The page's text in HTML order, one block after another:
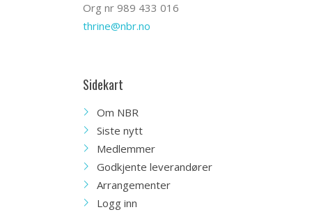
Org nr 989 433 016
thrine@nbr.no
Sidekart
Om NBR
Siste nytt
Medlemmer
Godkjente leverandører
Arrangementer
Logg inn